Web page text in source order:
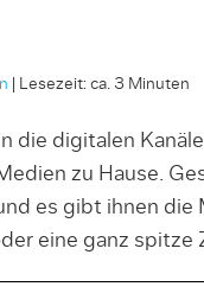
Lesezeit: ca. 3 Minuten
die digitalen
zu Hause.
es gibt ihnen
eine ganz spitze